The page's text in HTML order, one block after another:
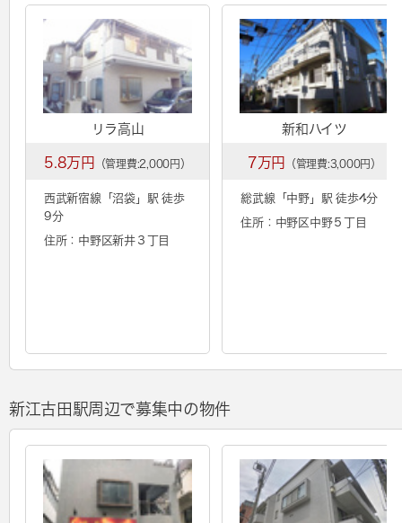
リラ高山
5.8万円 （管理費:2,000円）
西武新宿線「沼袋」駅 徒歩
9分
住所：中野区新井３丁目
新和ハイツ
7万円 （管理費:3,000円）
総武線「 中野」駅 徒歩4分
住所：中野区中野５丁目
新江古田駅周辺で募集中の物件